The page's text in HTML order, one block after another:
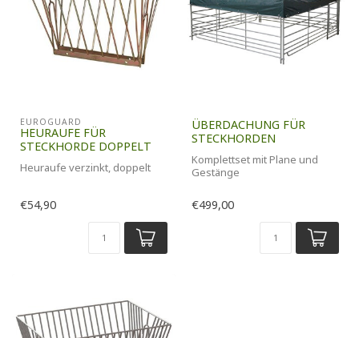
EUROGUARD
HEURAUFE FÜR
STECKHORDE DOPPELT
Heuraufe verzinkt, doppelt
€54,90
ÜBERDACHUNG FÜR
STECKHORDEN
Komplettset mit Plane und
Gestänge
€499,00